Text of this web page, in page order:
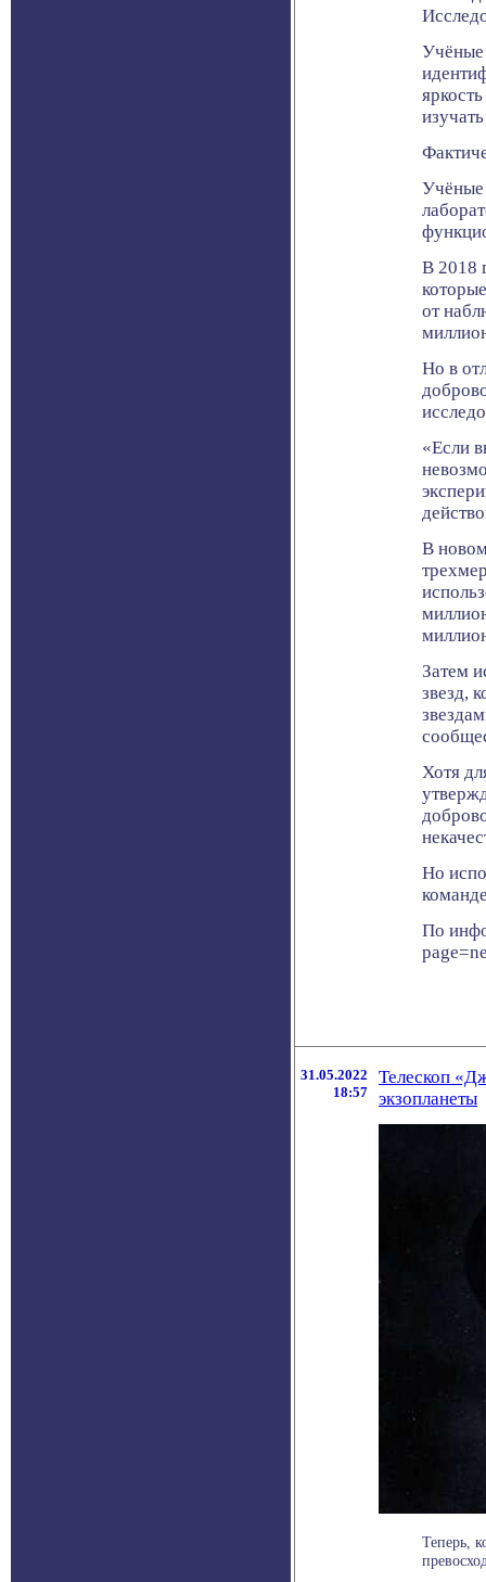
Учёные
Учёные
В 2018
от
Но в
«Если
В
Затем
звезд,
Хотя
Но
По
31.05.2022
18:57
Телескоп
экзопланеты
Теперь,